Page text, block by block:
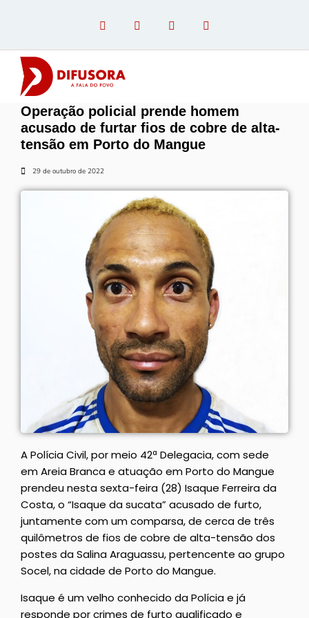
Operação policial prende homem
acusado de furtar fios de cobre de alta-
tensão em Porto do Mangue
29 de outubro de 2022
A Polícia Civil, por meio 42ª Delegacia, com sede
em Areia Branca e atuação em Porto do Mangue
prendeu nesta sexta-feira (28) Isaque Ferreira da
Costa, o “Isaque da sucata” acusado de furto,
juntamente com um comparsa, de cerca de três
quilômetros de fios de cobre de alta-tensão dos
postes da Salina Araguassu, pertencente ao grupo
Socel, na cidade de Porto do Mangue.
Isaque é um velho conhecido da Polícia e já
responde por crimes de furto qualificado e